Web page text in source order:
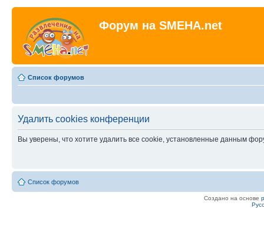
Форум на SMEHA.net
Список форумов
Удалить cookies конференции
Вы уверены, что хотите удалить все cookie, установленные данным
Список форумов
Создано на основе